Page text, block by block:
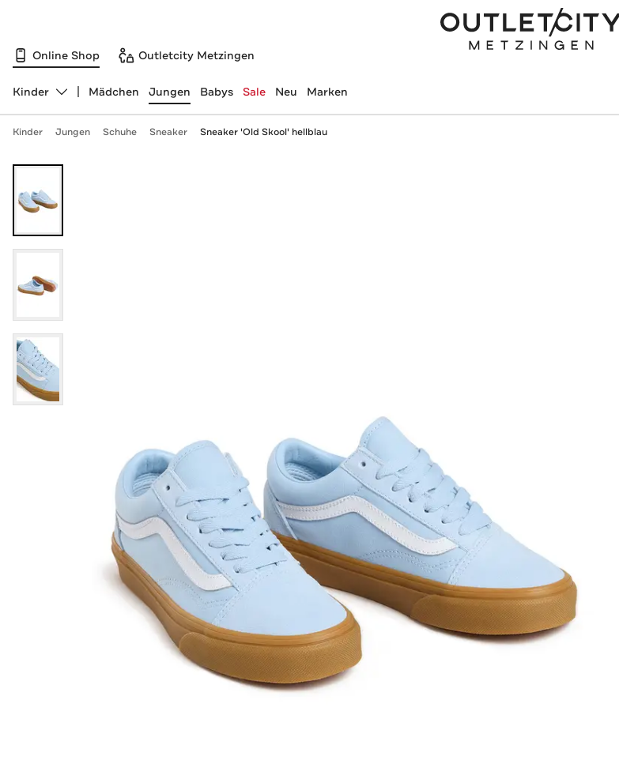
Online Shop Outletcity Metzingen
Abteilung ändern, ausgewählt:
Kinder Mädchen Jungen Babys Sale Neu Marken
Kinder Jungen Schuhe Sneaker Sneaker 'Old Skool' hellblau